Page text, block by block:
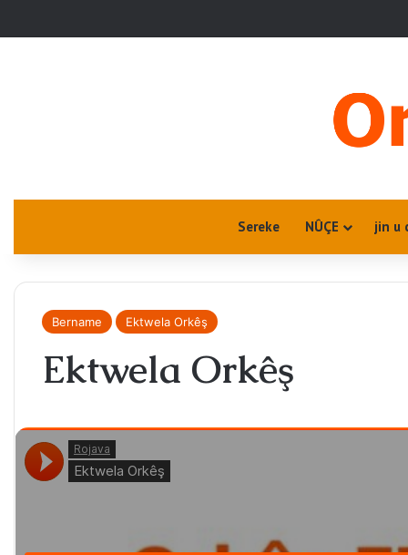
Sereke NÛÇE jin u
Bername Ektwela Orkêş
Ektwela Orkêş